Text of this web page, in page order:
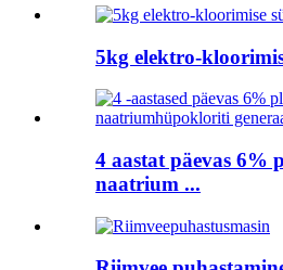
5kg elektro-
4 aastat päevas 6%
naatrium ...